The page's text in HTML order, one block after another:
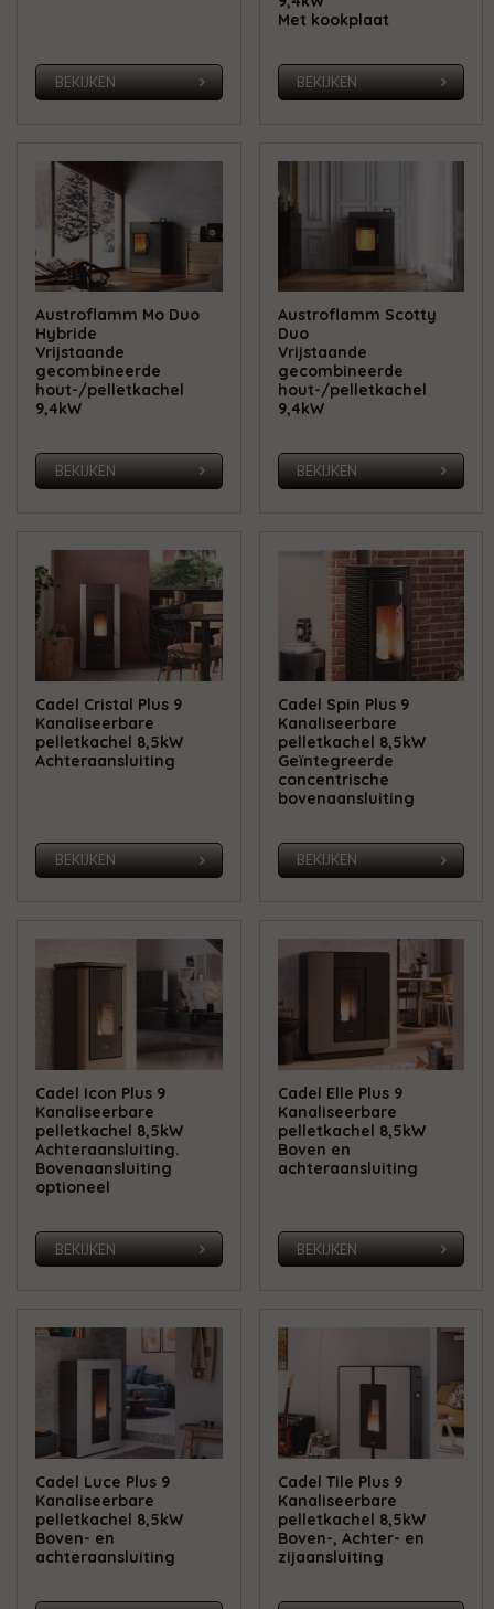
BEKIJKEN
Met kookplaat
BEKIJKEN
Austroflamm Mo Duo
Hybride
Vrijstaande
gecombineerde
hout-/pelletkachel
9,4kW
BEKIJKEN
Austroflamm Scotty
Duo
Vrijstaande
gecombineerde
hout-/pelletkachel
9,4kW
BEKIJKEN
Cadel Cristal Plus 9
Kanaliseerbare
pelletkachel 8,5kW
Achteraansluiting
BEKIJKEN
Cadel Spin Plus 9
Kanaliseerbare
pelletkachel 8,5kW
Geïntegreerde
concentrische
bovenaansluiting
BEKIJKEN
Cadel Icon Plus 9
Kanaliseerbare
pelletkachel 8,5kW
Achteraansluiting.
Bovenaansluiting
optioneel
BEKIJKEN
Cadel Elle Plus 9
Kanaliseerbare
pelletkachel 8,5kW
Boven en
achteraansluiting
BEKIJKEN
Cadel Luce Plus 9
Kanaliseerbare
pelletkachel 8,5kW
Boven- en
achteraansluiting
Cadel Tile Plus 9
Kanaliseerbare
pelletkachel 8,5kW
Boven-, Achter- en
zijaansluiting